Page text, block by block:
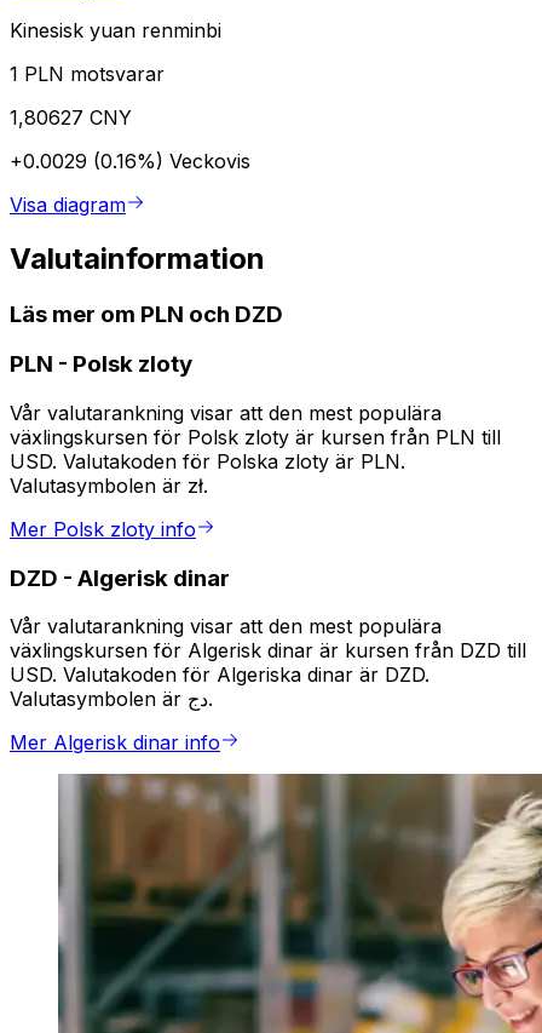
Kinesisk yuan renminbi
1 PLN motsvarar
1,80627 CNY
+0.0029 (0.16%) Veckovis
Visa diagram
Valutainformation
Läs mer om PLN och DZD
PLN - Polsk zloty
Vår valutarankning visar att den mest populära
växlingskursen för Polsk zloty är kursen från PLN till
USD. Valutakoden för Polska zloty är PLN.
Valutasymbolen är zł.
Mer Polsk zloty info
DZD - Algerisk dinar
Vår valutarankning visar att den mest populära
växlingskursen för Algerisk dinar är kursen från DZD till
USD. Valutakoden för Algeriska dinar är DZD.
Valutasymbolen är دج.
Mer Algerisk dinar info